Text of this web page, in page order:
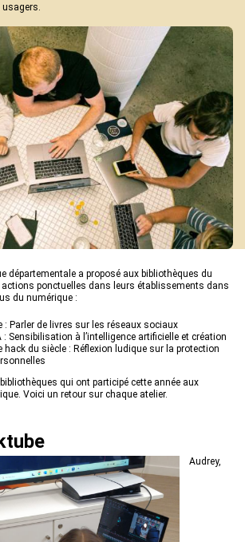
départementale a proposé aux bibliothèques du
actions ponctuelles dans leurs établissements dans
du numérique :
: Parler de livres sur les réseaux sociaux
: Sensibilisation à l’intelligence artificielle et création
hack du siècle : Réflexion ludique sur la protection
qui ont participé cette année aux
Voici un retour sur chaque atelier.
Audrey,